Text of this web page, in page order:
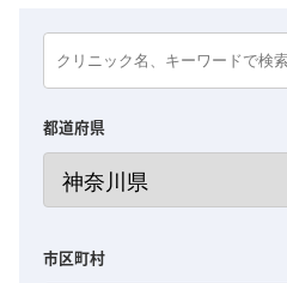
都道府県
市区町村